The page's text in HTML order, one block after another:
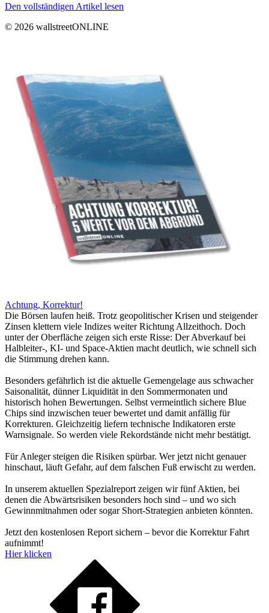
Den vollständigen Artikel lesen
© 2026 wallstreetONLINE
Achtung, Korrektur!
Die Börsen laufen heiß. Trotz geopolitischer Krisen und steigender
Zinsen klettern viele Indizes weiter Richtung Allzeithoch. Doch
unter der Oberfläche zeigen sich erste Risse: Der Abverkauf bei
Halbleiter-, KI- und Space-Aktien macht deutlich, wie schnell sich
die Stimmung drehen kann.
Besonders gefährlich ist die aktuelle Gemengelage aus schwacher
Saisonalität, dünner Liquidität in den Sommermonaten und
historisch hohen Bewertungen. Selbst vermeintlich sichere Blue
Chips sind inzwischen teuer bewertet und damit anfällig für
Korrekturen. Gleichzeitig liefern technische Indikatoren erste
Warnsignale. So werden viele Rekordstände nicht mehr bestätigt.
Für Anleger steigen die Risiken spürbar. Wer jetzt nicht genauer
hinschaut, läuft Gefahr, auf dem falschen Fuß erwischt zu werden.
In unserem aktuellen Spezialreport zeigen wir fünf Aktien, bei
denen die Abwärtsrisiken besonders hoch sind – und wo sich
Gewinnmitnahmen oder sogar Short-Strategien anbieten könnten.
Jetzt den kostenlosen Report sichern – bevor die Korrektur Fahrt
aufnimmt!
Hier klicken